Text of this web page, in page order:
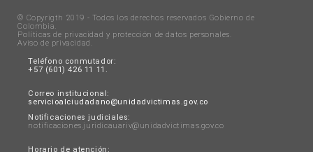
© Copyrigth 2019 - Todos los derechos reservados Gobierno de
Colombia.
Políticas de privacidad y protección de datos personales.
Aviso de privacidad .
Teléfono conmutador:
+57 (601) 426 11 11.
Correo institucional:
servicioalciudadano@unidadvictimas.gov.co
Notificaciones judiciales:
notificaciones.juridicauariv@unidadvictimas.gov.co
Horario de atención: